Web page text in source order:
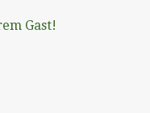
Gast!